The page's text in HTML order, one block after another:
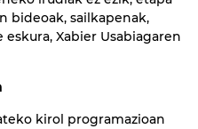
bideoak, sailkapenak,
Xabier Usabiagaren
kirol programazioan